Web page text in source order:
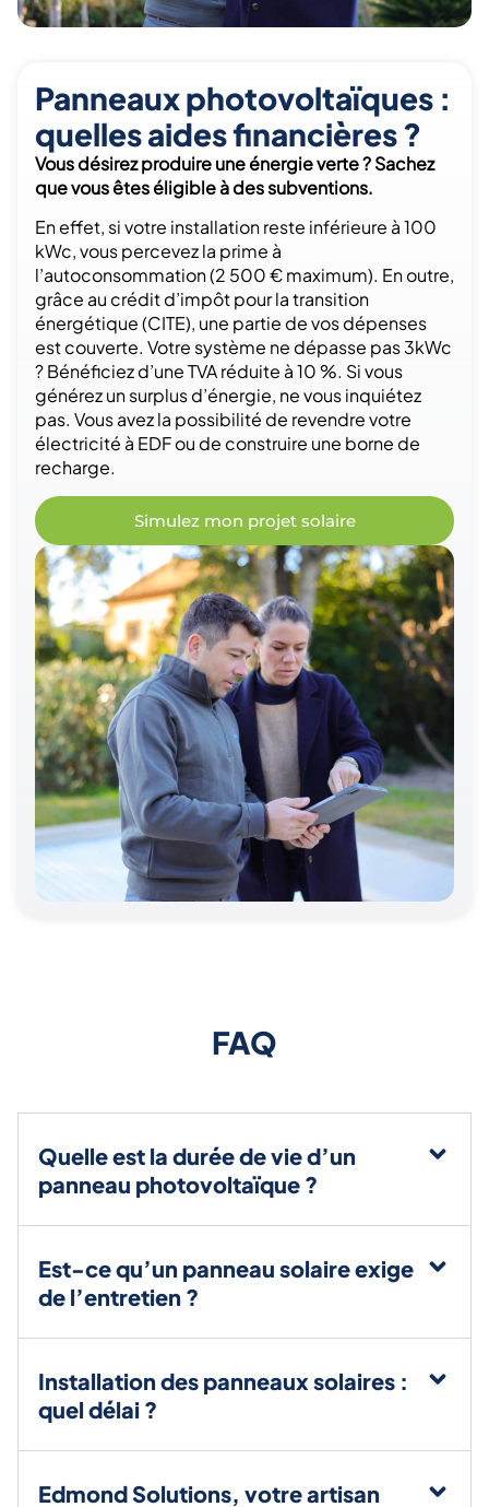
Panneaux photovoltaïques :
quelles aides financières ?
Vous désirez produire une énergie verte ? Sachez
que vous êtes éligible à des subventions.
En effet, si votre installation reste inférieure à 100
kWc, vous percevez la prime à
l’autoconsommation (2 500 € maximum). En outre,
grâce au crédit d’impôt pour la transition
énergétique (CITE), une partie de vos dépenses
est couverte. Votre système ne dépasse pas 3kWc
? Bénéficiez d’une TVA réduite à 10 %. Si vous
générez un surplus d’énergie, ne vous inquiétez
pas. Vous avez la possibilité de revendre votre
électricité à EDF ou de construire une borne de
recharge.
Simulez mon projet solaire
FAQ
Quelle est la durée de vie d’un
panneau photovoltaïque ?
Est-ce qu’un panneau solaire exige
de l’entretien ?
Installation des panneaux solaires :
quel délai ?
Edmond Solutions, votre artisan